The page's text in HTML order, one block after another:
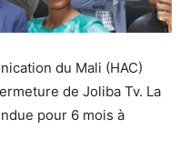
du Mali (HAC)
de Joliba Tv. La
pour 6 mois à